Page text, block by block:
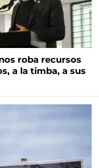
roba recursos
a la timba, a sus